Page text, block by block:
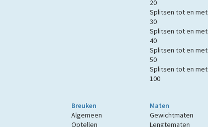
20
Splitsen tot en met
30
Splitsen tot en met
40
Splitsen tot en met
50
Splitsen tot en met
100
Breuken
Algemeen
Optellen
Maten
Gewichtmaten
Lengtematen